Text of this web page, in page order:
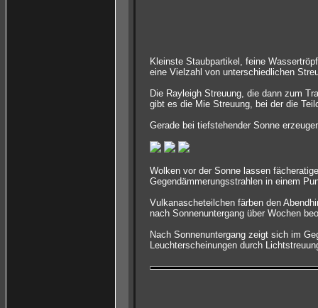
Kleinste Staubpartikel, feine
eine Vielzahl von unterschiedlichen
Die Rayleigh Streuung, die dann zum
gibt es die Mie Streuung, bei der die
Gerade bei tiefstehender Sonne
Wolken vor der Sonne lassen
Gegendämmerungsstrahlen in einem
Vulkanascheteilchen färben den
nach Sonnenuntergang über Wochen
Nach Sonnenuntergang zeigt sich im
Leuchterscheinungen durch